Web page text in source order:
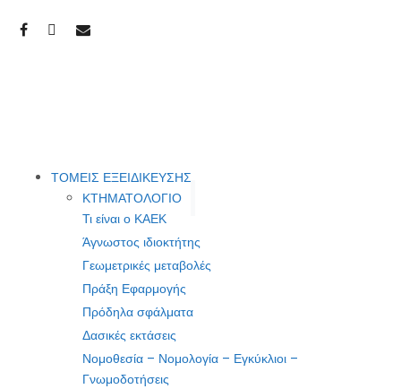
ΤΟΜΕΙΣ ΕΞΕΙΔΙΚΕΥΣΗΣ
ΚΤΗΜΑΤΟΛΟΓΙΟ
Τι είναι ο ΚΑΕΚ
Άγνωστος ιδιοκτήτης
Γεωμετρικές μεταβολές
Πράξη Εφαρμογής
Πρόδηλα σφάλματα
Δασικές εκτάσεις
Νομοθεσία – Νομολογία – Εγκύκλιοι –
Γνωμοδοτήσεις